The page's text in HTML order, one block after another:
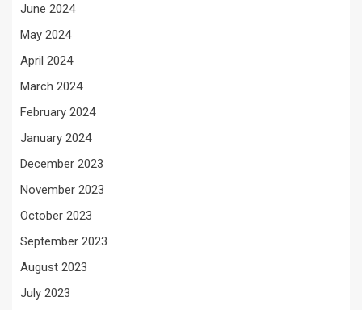
June 2024
May 2024
April 2024
March 2024
February 2024
January 2024
December 2023
November 2023
October 2023
September 2023
August 2023
July 2023